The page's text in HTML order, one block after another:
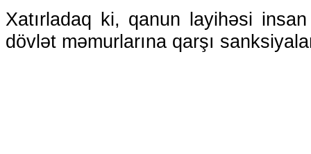
Xatırladaq ki, qanun layihəsi insan
dövlət məmurlarına qarşı